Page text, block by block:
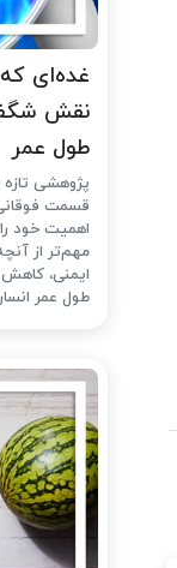
غده‌ای
نقش
طول عمر
پژوهشی
قسمت
اهمیت خود
مهم‌تر از
ایمنی،
طول عمر